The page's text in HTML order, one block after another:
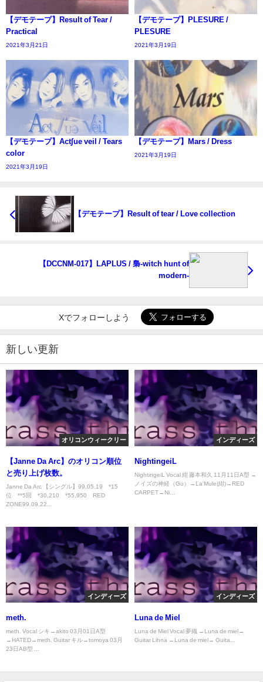
【デモテープ】Result of Tear /
Practical
2021年3月21日
【デモテープ】PLESURE /
PLESURE
2021年3月19日
【デモテープ】Act∫ue veil / Tears
color
2021年3月19日
【デモテープ】Mars / Dress
2021年3月19日
【デモテープ】Result of tear / Love collection
【DCCNM-017】LAPLUS / 梟-witch hunt of
modern-
Xでフォローしよう
新しい更新
オリコンウィークリー
【Janne Da Arc】のオリコン順位
と売り上げ枚数。
Janne Da Arc 【シングル】99.05.19 *15
位 **5回 *30,210 *55,950 RED
ZONE99.09.22...
インディーズ
NightingeiL
NightingeiL Vocal 紺 藤本和久 11月11日A型 →
ノイズの神経（Gu）→La'Mule(紺)→RED
CARPET→Ni...
インディーズ
meth.
meth. Vocal シキ→akito 03月01日A型
→HATED→meth. Guitar キル→tomoya 03月
23日AB型 ...
インディーズ
Luna de Miel
Luna de Miel Vocal 夢織 →Luna de miel→
Guitar Lihna →Luna de miel→ Guita...